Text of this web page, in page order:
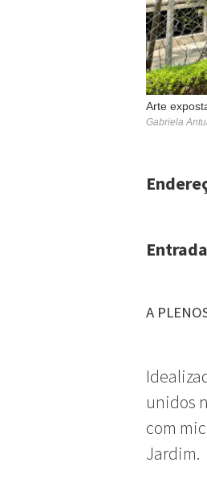
Arte
Gabriela
A
unidos
com
Jardim.